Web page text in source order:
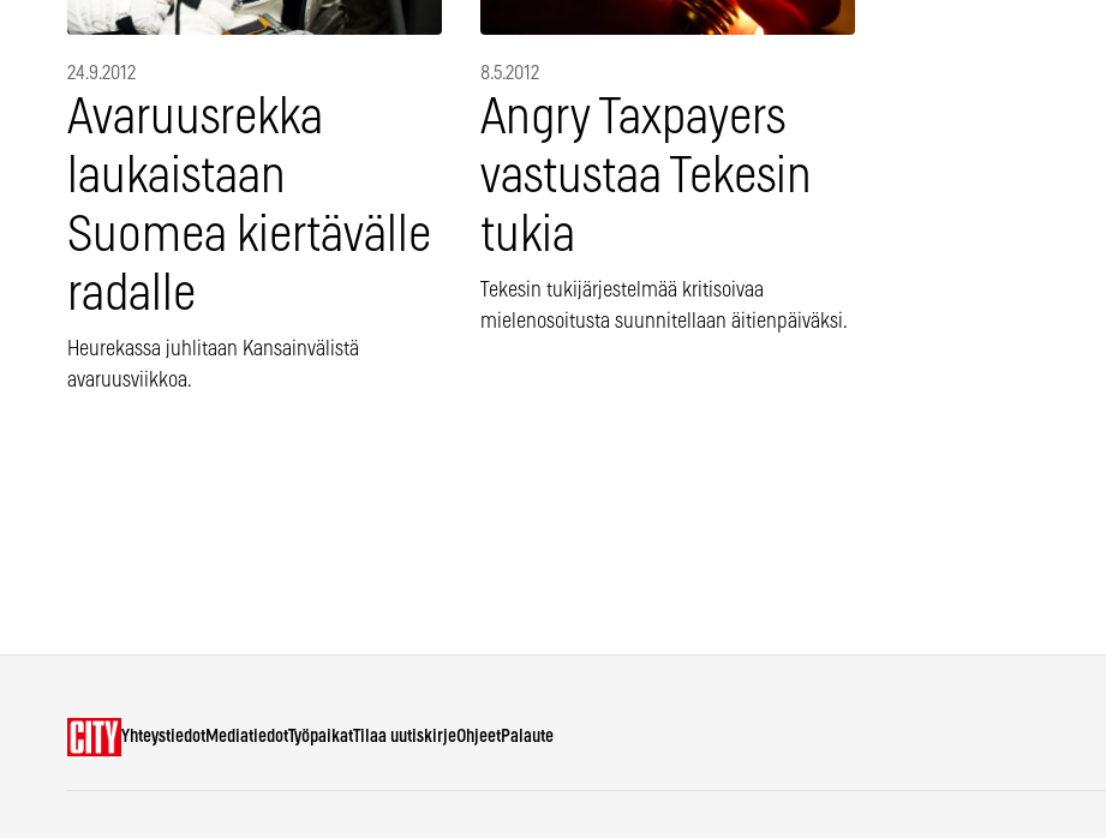
24.9.2012
Avaruusrekka
laukaistaan
Suomea kiertävälle
radalle
Heurekassa juhlitaan Kansainvälistä
avaruusviikkoa.
8.5.2012
Angry Taxpayers
vastustaa Tekesin
tukia
Tekesin tukijärjestelmää kritisoivaa
mielenosoitusta suunnitellaan äitienpäiväksi.
YhteystiedotMediatiedotTyöpaikatTilaa uutiskirjeOhjeetPalaute